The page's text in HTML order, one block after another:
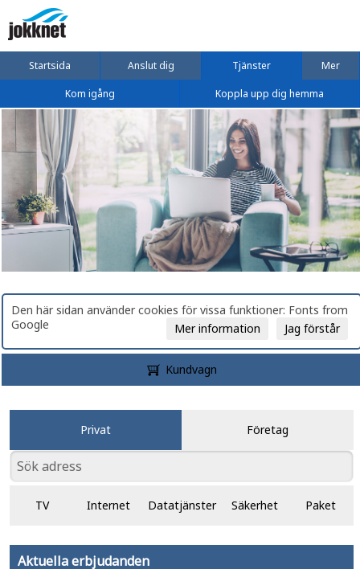
Startsida Anslut dig Tjänster Mer
Kom igång Koppla upp dig hemma
Den här sidan använder cookies för vissa funktioner: Fonts from
Google
Jag förstår
Mer information
Kundvagn
Privat Företag
TV Internet Datatjänster Säkerhet Paket
Aktuella erbjudanden